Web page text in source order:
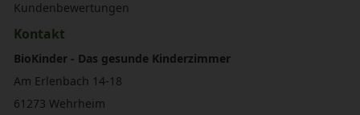
Kundenbewertungen
Kontakt
BioKinder - Das gesunde Kinderzimmer
Am Erlenbach 14-18
61273 Wehrheim